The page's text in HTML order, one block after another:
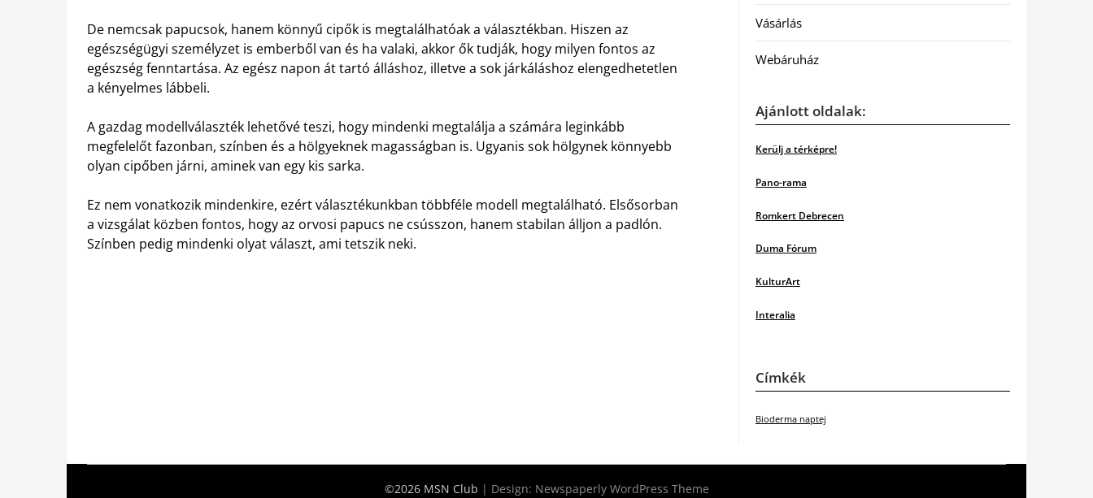
De nemcsak papucsok, hanem könnyű cipők is megtalálhatóak a választékban. Hiszen az
egészségügyi személyzet is emberből van és ha valaki, akkor ők tudják, hogy milyen fontos az
egészség fenntartása. Az egész napon át tartó álláshoz, illetve a sok járkáláshoz elengedhetetlen
a kényelmes lábbeli.
A gazdag modellválaszték lehetővé teszi, hogy mindenki megtalálja a számára leginkább
megfelelőt fazonban, színben és a hölgyeknek magasságban is. Ugyanis sok hölgynek könnyebb
olyan cipőben járni, aminek van egy kis sarka.
Ez nem vonatkozik mindenkire, ezért választékunkban többféle modell megtalálható. Elsősorban
a vizsgálat közben fontos, hogy az orvosi papucs ne csússzon, hanem stabilan álljon a padlón.
Színben pedig mindenki olyat választ, ami tetszik neki.
Vásárlás
Webáruház
Ajánlott oldalak:
Kerülj a térképre!
Pano-rama
Romkert Debrecen
Duma Fórum
KulturArt
Interalia
Címkék
Bioderma naptej
©2026 MSN Club | Design: Newspaperly WordPress Theme